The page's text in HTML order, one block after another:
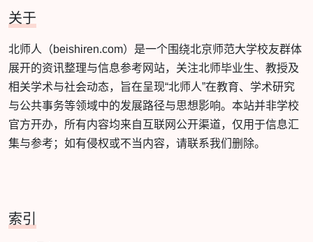
关于
北师人（beishiren.com）是一个围绕北京师范大学校友群体
展开的资讯整理与信息参考网站，关注北师毕业生、教授及
相关学术与社会动态，旨在呈现“北师人”在教育、学术研究
与公共事务等领域中的发展路径与思想影响。本站并非学校
官方开办，所有内容均来自互联网公开渠道，仅用于信息汇
集与参考；如有侵权或不当内容，请联系我们删除。
索引